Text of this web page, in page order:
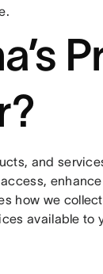
and
how we
available to